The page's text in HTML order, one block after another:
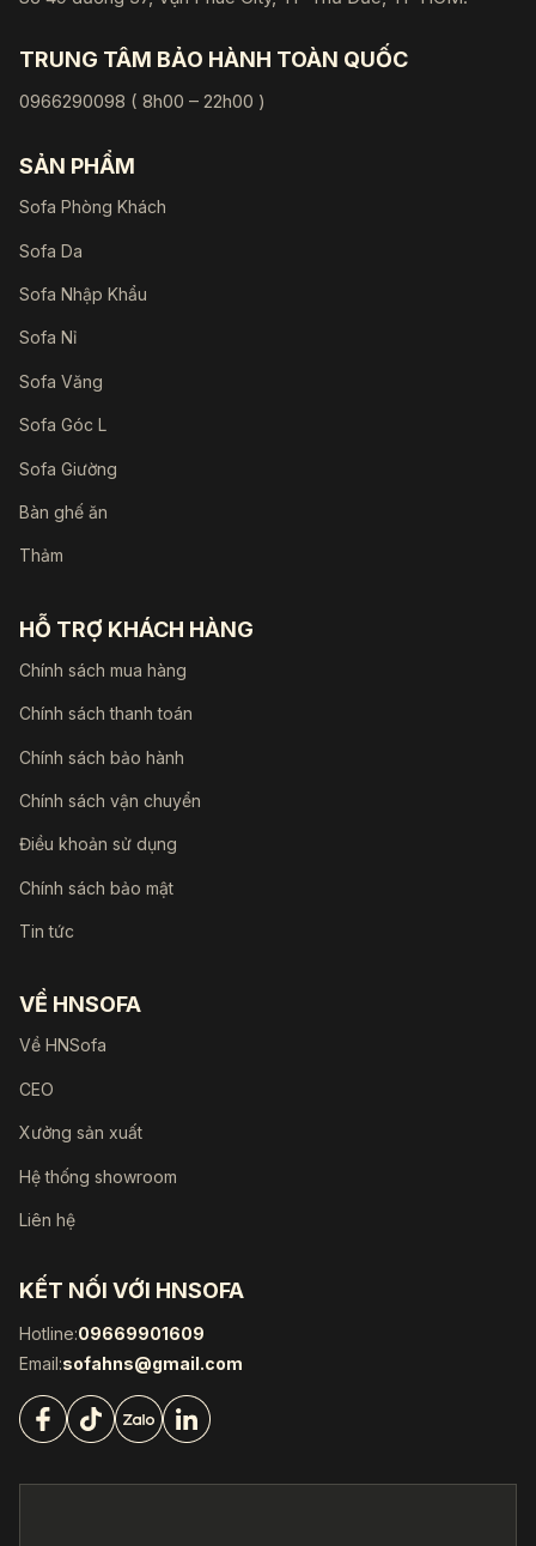
TRUNG TÂM BẢO HÀNH TOÀN QUỐC
0966290098 ( 8h00 – 22h00 )
SẢN PHẨM
Sofa Phòng Khách
Sofa Da
Sofa Nhập Khẩu
Sofa Nỉ
Sofa Văng
Sofa Góc L
Sofa Giường
Bàn ghế ăn
Thảm
HỖ TRỢ KHÁCH HÀNG
Chính sách mua hàng
Chính sách thanh toán
Chính sách bảo hành
Chính sách vận chuyển
Điều khoản sử dụng
Chính sách bảo mật
Tin tức
VỀ HNSOFA
Về HNSofa
CEO
Xưởng sản xuất
Hệ thống showroom
Liên hệ
KẾT NỐI VỚI HNSOFA
Hotline:09669901609
Email:sofahns@gmail.com